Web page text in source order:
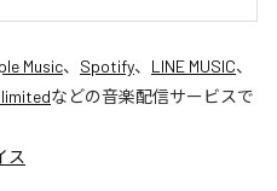
Music、 Spotify、 LINE MUSIC、
などの音楽配信サービスで
ス